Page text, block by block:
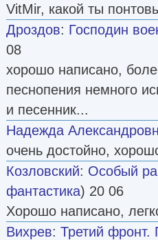
VitMir, какой ты
Дроздов: Господин
08
хорошо написано,
песнопения немного
и песенник...
Надежда
очень достойно,
Козловский: Особый
фантастика) 20 06
Хорошо написано,
Вихрев: Третий фронт.